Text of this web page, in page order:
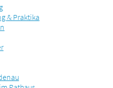
& Praktika